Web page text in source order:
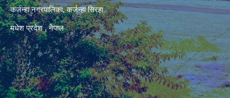
कर्जन्हा नगरपालिका, कर्जन्हा सिरहा
मधेश प्रदेश , नेपाल